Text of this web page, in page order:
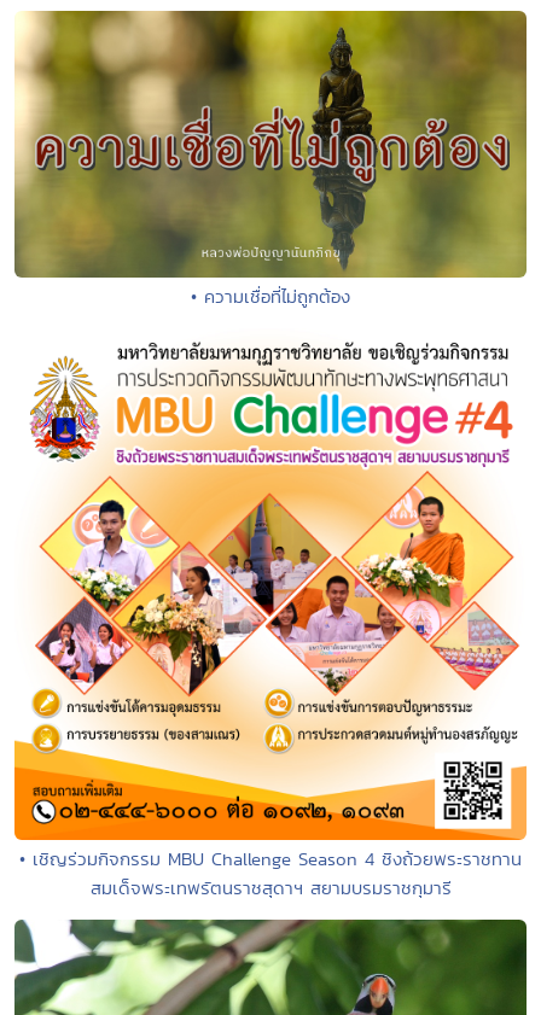
• ความเชื่อที่ไม่ถูกต้อง
• เชิญร่วมกิจกรรม MBU Challenge Season 4 ชิงถ้วยพระราชทาน
สมเด็จพระเทพรัตนราชสุดาฯ สยามบรมราชกุมารี